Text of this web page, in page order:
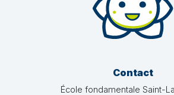
Contact
École fondamentale Saint-